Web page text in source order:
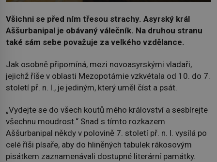
Všichni se před ním třesou strachy. Asyrský král
Aššurbanipal je obávaný válečník. Na druhou stranu
také sám sebe považuje za velkého vzdělance.
Jak osobně připomíná, mezi novoasyrskými vladaři,
jejichž říše v oblasti Mezopotámie vzkvétala od 10. do 7.
století př. n. l., je jediným, který uměl číst a psát.
„Vydejte se do všech koutů mého království a sesbírejte
všechnu moudrost.“ Snad s tímto rozkazem
Aššurbanipal někdy v polovině 7. století př. n. l. vysílá po
celé říši písaře, aby do hliněných tabulek rákosovým
pisátkem zaznamenávali dostupné literární památky.